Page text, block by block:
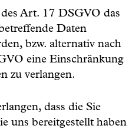
Art. 17 DSGVO das
Daten
bzw. alternativ nach
eine Einschränkung
zu verlangen.
dass die Sie
uns bereitgestellt haben